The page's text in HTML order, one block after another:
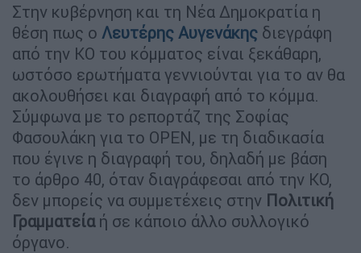
Στην κυβέρνηση και τη Νέα Δημοκρατία η
θέση πως ο Λευτέρης Αυγενάκης διεγράφη
από την ΚΟ του κόμματος είναι ξεκάθαρη,
ωστόσο ερωτήματα γεννιούνται για το αν θα
ακολουθήσει και διαγραφή από το κόμμα.
Σύμφωνα με το ρεπορτάζ της Σοφίας
Φασουλάκη για το OPEN, με τη διαδικασία
που έγινε η διαγραφή του, δηλαδή με βάση
το άρθρο 40, όταν διαγράφεσαι από την ΚΟ,
δεν μπορείς να συμμετέχεις στην Πολιτική
Γραμματείαή σε κάποιο άλλο συλλογικό
όργανο.